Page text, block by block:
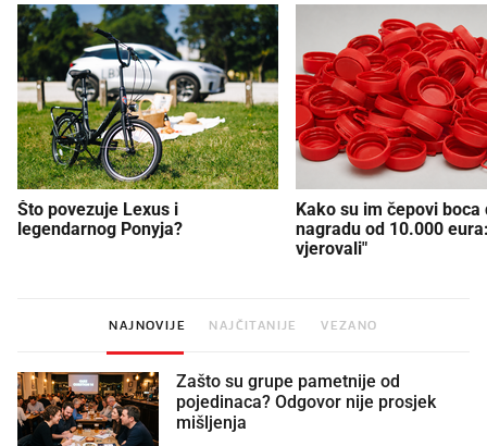
Što povezuje Lexus i
legendarnog Ponyja?
Kako su im čepovi boca
nagradu od 10.000
vjerovali"
NAJNOVIJE NAJČITANIJE VEZANO
Zašto su grupe pametnije od
pojedinaca? Odgovor nije prosjek
mišljenja